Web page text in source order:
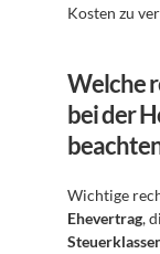
Kosten zu
Welche
bei der
Ehevertrag,